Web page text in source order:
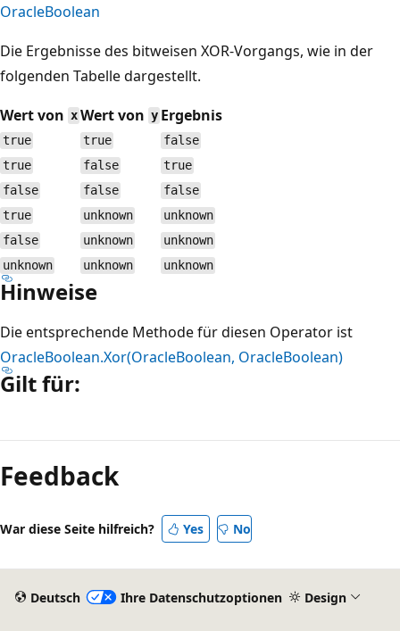
OracleBoolean
Die Ergebnisse des bitweisen XOR-Vorgangs, wie in der
folgenden Tabelle dargestellt.
Wert von x Wert von y Ergebnis
true true
false
true
false
true
false
false
false
true
unknown
unknown
false
unknown
unknown
unknown
unknown unknown
Hinweise
Die entsprechende Methode für diesen Operator ist
OracleBoolean.Xor(OracleBoolean, OracleBoolean)
Gilt für:
deaktiviert
Feedback
War diese Seite hilfreich? Yes No
Deutsch Ihre Datenschutzoptionen Design